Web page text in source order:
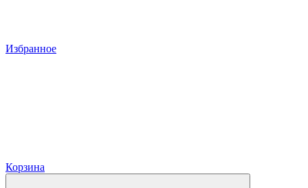
Избранное
Корзина